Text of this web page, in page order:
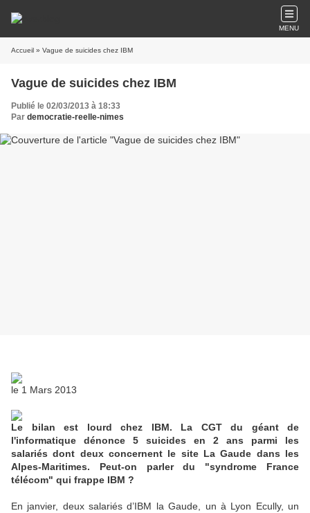
MENU
Accueil » Vague de suicides chez IBM
Vague de suicides chez IBM
Publié le 02/03/2013 à 18:33
Par democratie-reelle-nimes
le 1 Mars 2013
Le bilan est lourd chez IBM. La CGT du géant de
l'informatique dénonce 5 suicides en 2 ans parmi les
salariés dont deux concernent le site La Gaude dans les
Alpes-Maritimes. Peut-on parler du "syndrome France
télécom" qui frappe IBM ?
En janvier, deux salariés d’IBM la Gaude, un à Lyon Ecully, un